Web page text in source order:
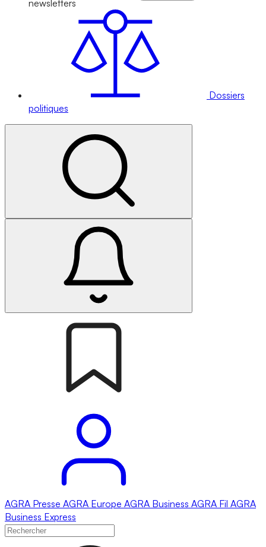
newsletters
Dossiers
politiques
AGRA Presse AGRA Europe AGRA Business AGRA Fil AGRA
Business Express